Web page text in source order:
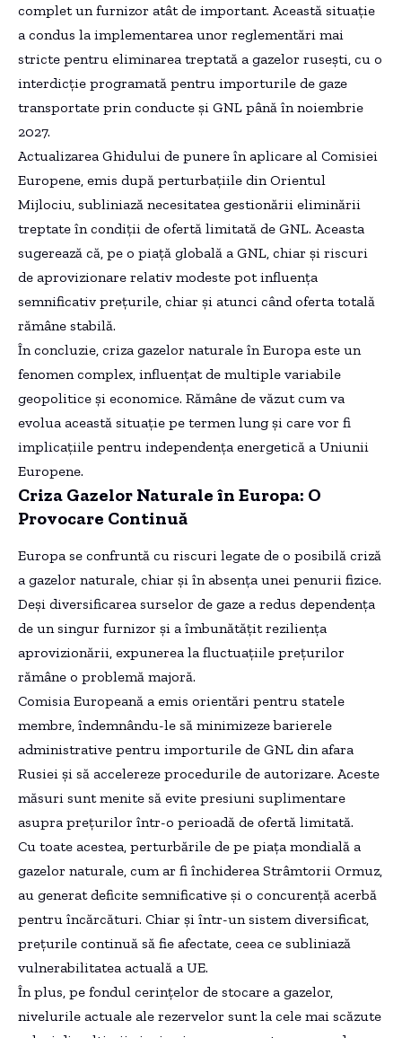
complet un furnizor atât de important. Această situație
a condus la implementarea unor reglementări mai
stricte pentru eliminarea treptată a gazelor rusești, cu o
interdicție programată pentru importurile de gaze
transportate prin conducte și GNL până în noiembrie
2027.
Actualizarea Ghidului de punere în aplicare al Comisiei
Europene, emis după perturbațiile din Orientul
Mijlociu, subliniază necesitatea gestionării eliminării
treptate în condiții de ofertă limitată de GNL. Aceasta
sugerează că, pe o piață globală a GNL, chiar și riscuri
de aprovizionare relativ modeste pot influența
semnificativ prețurile, chiar și atunci când oferta totală
rămâne stabilă.
În concluzie, criza gazelor naturale în Europa este un
fenomen complex, influențat de multiple variabile
geopolitice și economice. Rămâne de văzut cum va
evolua această situație pe termen lung și care vor fi
implicațiile pentru independența energetică a Uniunii
Europene.
Criza Gazelor Naturale în Europa: O
Provocare Continuă
Europa se confruntă cu riscuri legate de o posibilă criză
a gazelor naturale, chiar și în absența unei penurii fizice.
Deși diversificarea surselor de gaze a redus dependența
de un singur furnizor și a îmbunătățit reziliența
aprovizionării, expunerea la fluctuațiile prețurilor
rămâne o problemă majoră.
Comisia Europeană a emis orientări pentru statele
membre, îndemnându-le să minimizeze barierele
administrative pentru importurile de GNL din afara
Rusiei și să accelereze procedurile de autorizare. Aceste
măsuri sunt menite să evite presiuni suplimentare
asupra prețurilor într-o perioadă de ofertă limitată.
Cu toate acestea, perturbările de pe piața mondială a
gazelor naturale, cum ar fi închiderea Strâmtorii Ormuz,
au generat deficite semnificative și o concurență acerbă
pentru încărcături. Chiar și într-un sistem diversificat,
prețurile continuă să fie afectate, ceea ce subliniază
vulnerabilitatea actuală a UE.
În plus, pe fondul cerințelor de stocare a gazelor,
nivelurile actuale ale rezervelor sunt la cele mai scăzute